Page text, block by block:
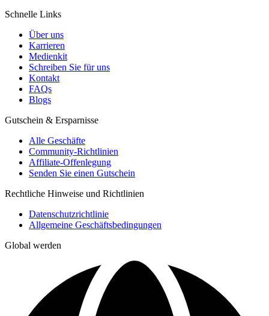
Schnelle Links
Über uns
Karrieren
Medienkit
Schreiben Sie für uns
Kontakt
FAQs
Blogs
Gutschein & Ersparnisse
Alle Geschäfte
Community-Richtlinien
Affiliate-Offenlegung
Senden Sie einen Gutschein
Rechtliche Hinweise und Richtlinien
Datenschutzrichtlinie
Allgemeine Geschäftsbedingungen
Global werden